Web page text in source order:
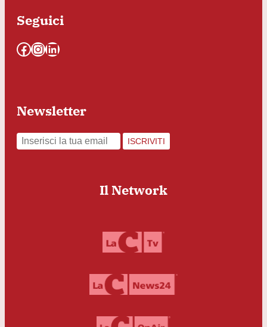
Seguici
Facebook InstagramLinkedIn
Newsletter
ISCRIVITI
Il Network